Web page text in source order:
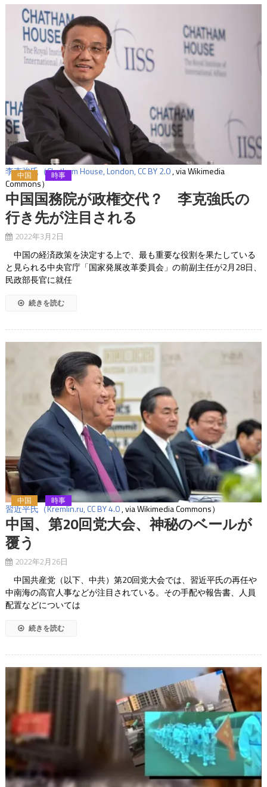
李克強氏（Chatham House, London,CC BY 2.0, via Wikimedia
Commons）
中国 時事
中国国務院が政権交代？ 李克強氏の
行き先が注目される
2022年3月2日
中国の経済政策を決定する上で、最も重要な役割を果たしている
と見られる中央官庁「国家発展改革委員会」の前副主任が2月28日、
民政部長官に就任
続きを読む
習近平氏（Kremlin.ru,CC BY 4.0, via Wikimedia Commons）
中国 時事
中国、第20回党大会、神秘のベールが
覆う
2022年2月26日
中国共産党（以下、中共）第20回党大会では、習近平氏の再任や
中南海の高官人事などが注目されている。その手配や報告書、人員
配置などについては
続きを読む